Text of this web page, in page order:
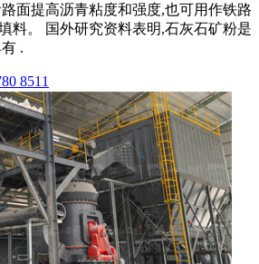
面提高沥青粘度和强度,也可用作铁路
料。 国外研究资料表明,石灰石矿粉是
.
8511